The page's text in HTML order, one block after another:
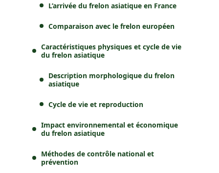
L’arrivée du frelon asiatique en France
Comparaison avec le frelon européen
Caractéristiques physiques et cycle de vie
du frelon asiatique
Description morphologique du frelon
asiatique
Cycle de vie et reproduction
Impact environnemental et économique
du frelon asiatique
Méthodes de contrôle national et
prévention